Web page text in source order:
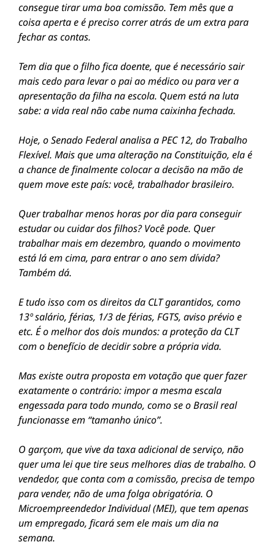
consegue tirar uma boa comissão. Tem mês que a
coisa aperta e é preciso correr atrás de um extra para
fechar as contas.
Tem dia que o filho fica doente, que é necessário sair
mais cedo para levar o pai ao médico ou para ver a
apresentação da filha na escola. Quem está na luta
sabe: a vida real não cabe numa caixinha fechada.
Hoje, o Senado Federal analisa a PEC 12, do Trabalho
Flexível. Mais que uma alteração na Constituição, ela é
a chance de finalmente colocar a decisão na mão de
quem move este país: você, trabalhador brasileiro.
Quer trabalhar menos horas por dia para conseguir
estudar ou cuidar dos filhos? Você pode. Quer
trabalhar mais em dezembro, quando o movimento
está lá em cima, para entrar o ano sem dívida?
Também dá.
E tudo isso com os direitos da CLT garantidos, como
13º salário, férias, 1/3 de férias, FGTS, aviso prévio e
etc. É o melhor dos dois mundos: a proteção da CLT
com o benefício de decidir sobre a própria vida.
Mas existe outra proposta em votação que quer fazer
exatamente o contrário: impor a mesma escala
engessada para todo mundo, como se o Brasil real
funcionasse em “tamanho único”.
O garçom, que vive da taxa adicional de serviço, não
quer uma lei que tire seus melhores dias de trabalho. O
vendedor, que conta com a comissão, precisa de tempo
para vender, não de uma folga obrigatória. O
Microempreendedor Individual (MEI), que tem apenas
um empregado, ficará sem ele mais um dia na
semana.